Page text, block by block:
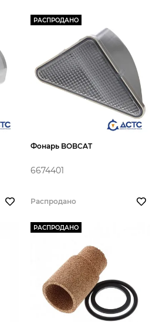
РАСПРОДАНО
Фонарь BOBCAT
6674401
Распродано
РАСПРОДАНО